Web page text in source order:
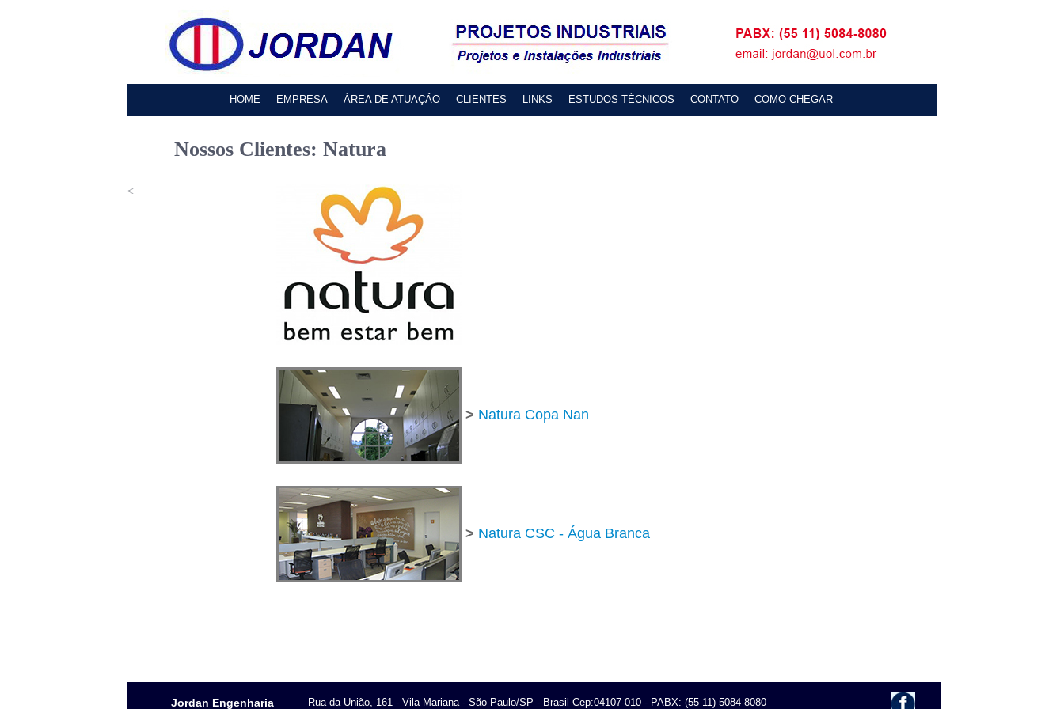
HOME EMPRESA ÁREA DE ATUAÇÃO CLIENTES LINKS ESTUDOS TÉCNICOS CONTATO COMO CHEGAR
Nossos Clientes: Natura
<
> Natura Copa Nan
> Natura CSC - Água Branca
Jordan Engenharia Rua da União, 161 - Vila Mariana - São Paulo/SP - Brasil Cep:04107-010 - PABX: (55 11) 5084-8080